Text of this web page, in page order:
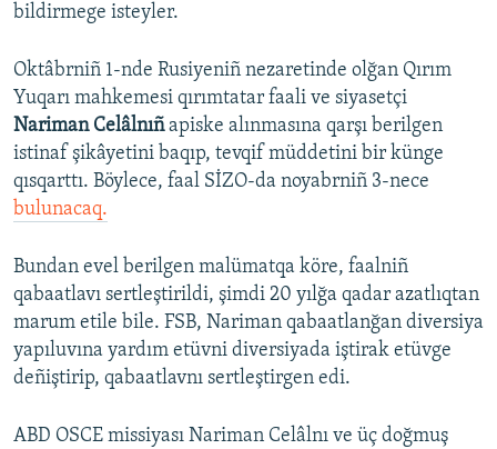
bildirmege isteyler.
Oktâbrniñ 1-nde Rusiyeniñ nezaretinde olğan Qırım
Yuqarı mahkemesi qırımtatar faali ve siyasetçi
Nariman Celâlnıñapiske alınmasına qarşı berilgen
istinaf şikâyetini baqıp, tevqif müddetini bir künge
qısqarttı. Böylece, faal SİZO-da noyabrniñ 3-nece
bulunacaq.
Bundan evel berilgen malümatqa köre, faalniñ
qabaatlavı sertleştirildi, şimdi 20 yılğa qadar azatlıqtan
marum etile bile. FSB, Nariman qabaatlanğan diversiya
yapıluvına yardım etüvni diversiyada iştirak etüvge
deñiştirip, qabaatlavnı sertleştirgen edi.
ABD OSCE missiyası Nariman Celâlnı ve üç doğmuş